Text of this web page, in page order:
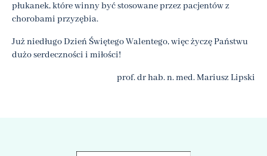
płukanek, które winny być stosowane przez pacjentów z
chorobami przyzębia.
Już niedługo Dzień Świętego Walentego, więc życzę Państwu
dużo serdeczności i miłości!
prof. dr hab. n. med. Mariusz Lipski